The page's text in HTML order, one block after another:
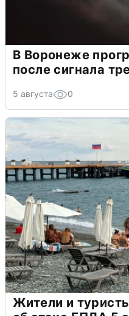
В Воронеже
после сигнала
5 августа 0
Жители и